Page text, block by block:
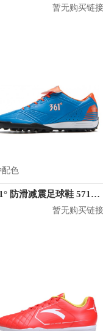
暂无购买链接
配色
361° 防滑减震足球鞋 571535512
暂无购买链接